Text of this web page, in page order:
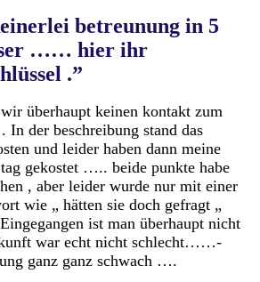
betreunung in 5
…… hier ihr
.”
überhaupt keinen kontakt zum
In der beschreibung stand das
und leider haben dann meine
gekostet ….. beide punkte habe
, aber leider wurde nur mit einer
wie „ hätten sie doch gefragt „
ist man überhaupt nicht
war echt nicht schlecht……-
ganz ganz schwach ….